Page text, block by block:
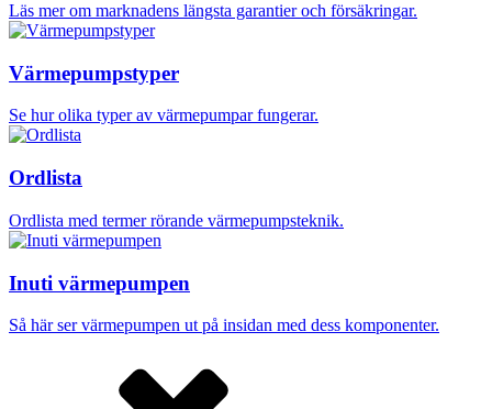
Läs mer om marknadens längsta garantier och försäkringar.
Värmepumpstyper
Se hur olika typer av värmepumpar fungerar.
Ordlista
Ordlista med termer rörande värmepumpsteknik.
Inuti värmepumpen
Så här ser värmepumpen ut på insidan med dess komponenter.